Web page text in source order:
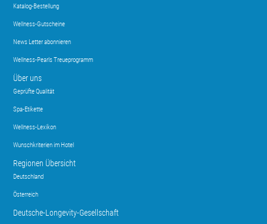
Katalog-Bestellung
Wellness-Gutscheine
News Letter abonnieren
Wellness-Pearls Treueprogramm
Über uns
Geprüfte Qualität
Spa-Etikette
Wellness-Lexikon
Wunschkriterien im Hotel
Regionen Übersicht
Deutschland
Österreich
Deutsche-Longevity-Gesellschaft